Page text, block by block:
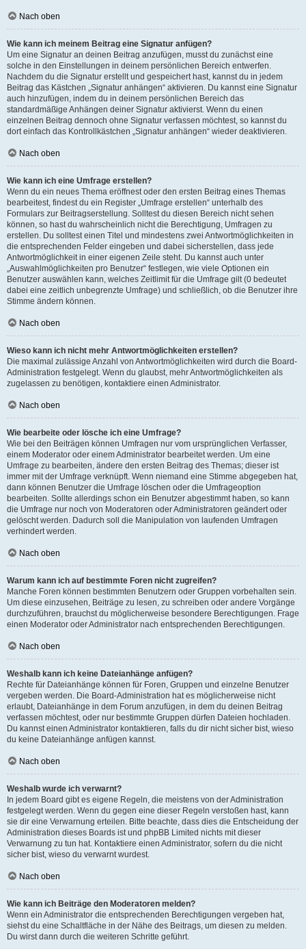
Nach oben
Wie kann ich meinem Beitrag eine Signatur anfügen?
Um eine Signatur an deinen Beitrag anzufügen, musst du zunächst eine
solche in den Einstellungen in deinem persönlichen Bereich entwerfen.
Nachdem du die Signatur erstellt und gespeichert hast, kannst du in jedem
Beitrag das Kästchen „Signatur anhängen“ aktivieren. Du kannst eine Signatur
auch hinzufügen, indem du in deinem persönlichen Bereich das
standardmäßige Anhängen deiner Signatur aktivierst. Wenn du einen
einzelnen Beitrag dennoch ohne Signatur verfassen möchtest, so kannst du
dort einfach das Kontrollkästchen „Signatur anhängen“ wieder deaktivieren.
Nach oben
Wie kann ich eine Umfrage erstellen?
Wenn du ein neues Thema eröffnest oder den ersten Beitrag eines Themas
bearbeitest, findest du ein Register „Umfrage erstellen“ unterhalb des
Formulars zur Beitragserstellung. Solltest du diesen Bereich nicht sehen
können, so hast du wahrscheinlich nicht die Berechtigung, Umfragen zu
erstellen. Du solltest einen Titel und mindestens zwei Antwortmöglichkeiten in
die entsprechenden Felder eingeben und dabei sicherstellen, dass jede
Antwortmöglichkeit in einer eigenen Zeile steht. Du kannst auch unter
„Auswahlmöglichkeiten pro Benutzer“ festlegen, wie viele Optionen ein
Benutzer auswählen kann, welches Zeitlimit für die Umfrage gilt (0 bedeutet
dabei eine zeitlich unbegrenzte Umfrage) und schließlich, ob die Benutzer ihre
Stimme ändern können.
Nach oben
Wieso kann ich nicht mehr Antwortmöglichkeiten erstellen?
Die maximal zulässige Anzahl von Antwortmöglichkeiten wird durch die Board-
Administration festgelegt. Wenn du glaubst, mehr Antwortmöglichkeiten als
zugelassen zu benötigen, kontaktiere einen Administrator.
Nach oben
Wie bearbeite oder lösche ich eine Umfrage?
Wie bei den Beiträgen können Umfragen nur vom ursprünglichen Verfasser,
einem Moderator oder einem Administrator bearbeitet werden. Um eine
Umfrage zu bearbeiten, ändere den ersten Beitrag des Themas; dieser ist
immer mit der Umfrage verknüpft. Wenn niemand eine Stimme abgegeben hat,
dann können Benutzer die Umfrage löschen oder die Umfrageoption
bearbeiten. Sollte allerdings schon ein Benutzer abgestimmt haben, so kann
die Umfrage nur noch von Moderatoren oder Administratoren geändert oder
gelöscht werden. Dadurch soll die Manipulation von laufenden Umfragen
verhindert werden.
Nach oben
Warum kann ich auf bestimmte Foren nicht zugreifen?
Manche Foren können bestimmten Benutzern oder Gruppen vorbehalten sein.
Um diese einzusehen, Beiträge zu lesen, zu schreiben oder andere Vorgänge
durchzuführen, brauchst du möglicherweise besondere Berechtigungen. Frage
einen Moderator oder Administrator nach entsprechenden Berechtigungen.
Nach oben
Weshalb kann ich keine Dateianhänge anfügen?
Rechte für Dateianhänge können für Foren, Gruppen und einzelne Benutzer
vergeben werden. Die Board-Administration hat es möglicherweise nicht
erlaubt, Dateianhänge in dem Forum anzufügen, in dem du deinen Beitrag
verfassen möchtest, oder nur bestimmte Gruppen dürfen Dateien hochladen.
Du kannst einen Administrator kontaktieren, falls du dir nicht sicher bist, wieso
du keine Dateianhänge anfügen kannst.
Nach oben
Weshalb wurde ich verwarnt?
In jedem Board gibt es eigene Regeln, die meistens von der Administration
festgelegt werden. Wenn du gegen eine dieser Regeln verstoßen hast, kann
sie dir eine Verwarnung erteilen. Bitte beachte, dass dies die Entscheidung der
Administration dieses Boards ist und phpBB Limited nichts mit dieser
Verwarnung zu tun hat. Kontaktiere einen Administrator, sofern du die nicht
sicher bist, wieso du verwarnt wurdest.
Nach oben
Wie kann ich Beiträge den Moderatoren melden?
Wenn ein Administrator die entsprechenden Berechtigungen vergeben hat,
siehst du eine Schaltfläche in der Nähe des Beitrags, um diesen zu melden.
Du wirst dann durch die weiteren Schritte geführt.